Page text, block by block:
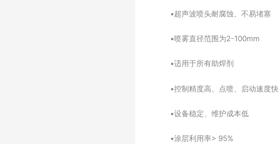
•超声波喷头耐腐蚀、不易堵塞
•喷雾直径范围为2-100mm
•适用于所有助焊剂
•控制精度高、点喷、启动速度快
•设备稳定、维护成本低
•涂层利用率> 95%